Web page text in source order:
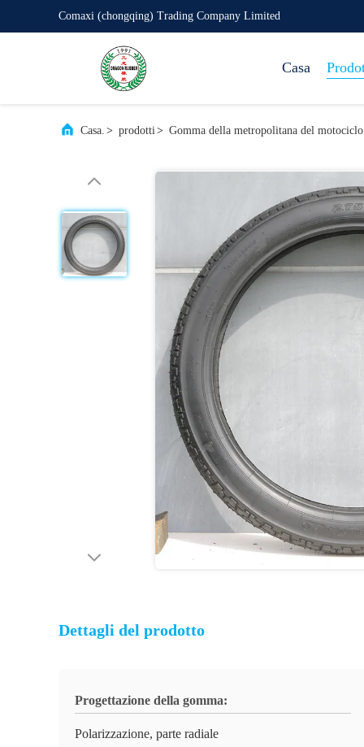
Comaxi (chongqing) Trading Company Limited
Casa
Casa. > prodotti> Gomma della metropolitana del motociclo
Dettagli del prodotto
Progettazione della gomma:
Polarizzazione, parte radiale